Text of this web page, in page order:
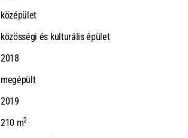
középület
közösségi és kulturális épület
2018
megépült
2019
210 m2